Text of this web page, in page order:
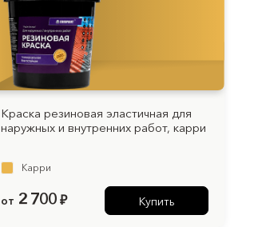
Краска резиновая эластичная для
наружных и внутренних работ, карри
Карри
от 2 700 ₽ Купить